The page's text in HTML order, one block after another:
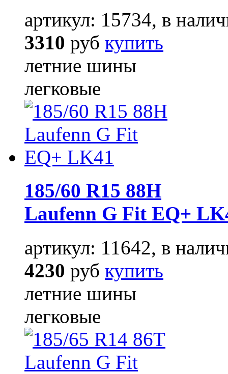
артикул: 15734, в
3310 руб купить
летние шины
легковые
185/60 R15 88H
Laufenn G Fit EQ+
артикул: 11642, в
4230 руб купить
летние шины
легковые